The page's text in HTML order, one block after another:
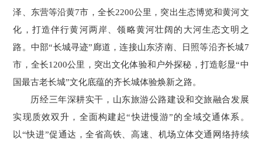
泽、东营等沿黄7市，全长2200公里，突出生态博览和黄河文
化，打造伴行黄河两岸、领略黄河壮阔的大河生态文明之
路。中部“长城寻迹”廊道，连接山东济南、日照等沿齐长城7
市，全长1200公里，突出文化体验和户外探秘，打造彰显“中
国最古老长城”文化底蕴的齐长城体验焕新之路。
历经三年深耕实干，山东旅游公路建设和交旅融合发展
实现质效双升，全面构建起“快进慢游”的全域交通体系。
以“快进”促通达，全省高铁、高速、机场立体交通网络持续